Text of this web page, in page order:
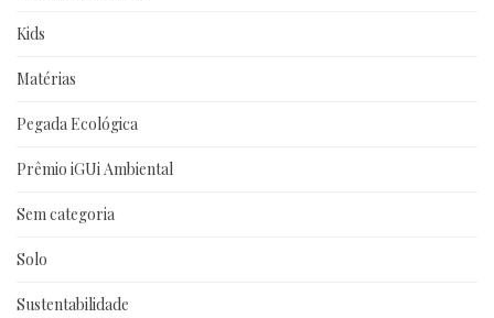
Kids
Matérias
Pegada Ecológica
Prêmio iGUi Ambiental
Sem categoria
Solo
Sustentabilidade